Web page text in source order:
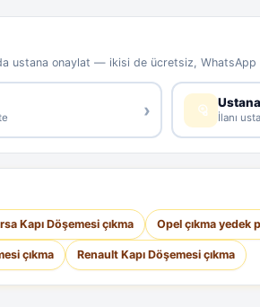
Kapı Döşemesi çıkma Opel çıkma yedek
çıkma Renault Kapı Döşemesi çıkma
ustana onaylat — ikisi de ücretsiz, WhatsApp
› İlanı